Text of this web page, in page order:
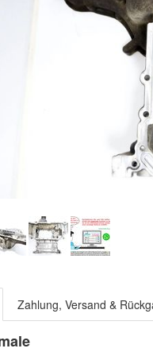
Zahlung, Versand &